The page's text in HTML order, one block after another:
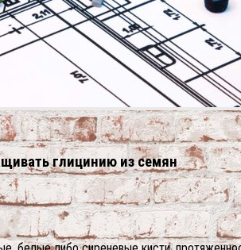
глицинию из семян